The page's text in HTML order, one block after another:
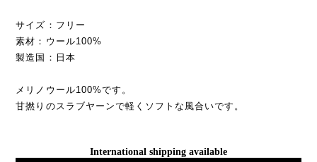
サイズ：フリー
素材：ウール100%
製造国：日本
メリノウール100%です。
甘撚りのスラブヤーンで軽くソフトな風合いです。
International shipping available